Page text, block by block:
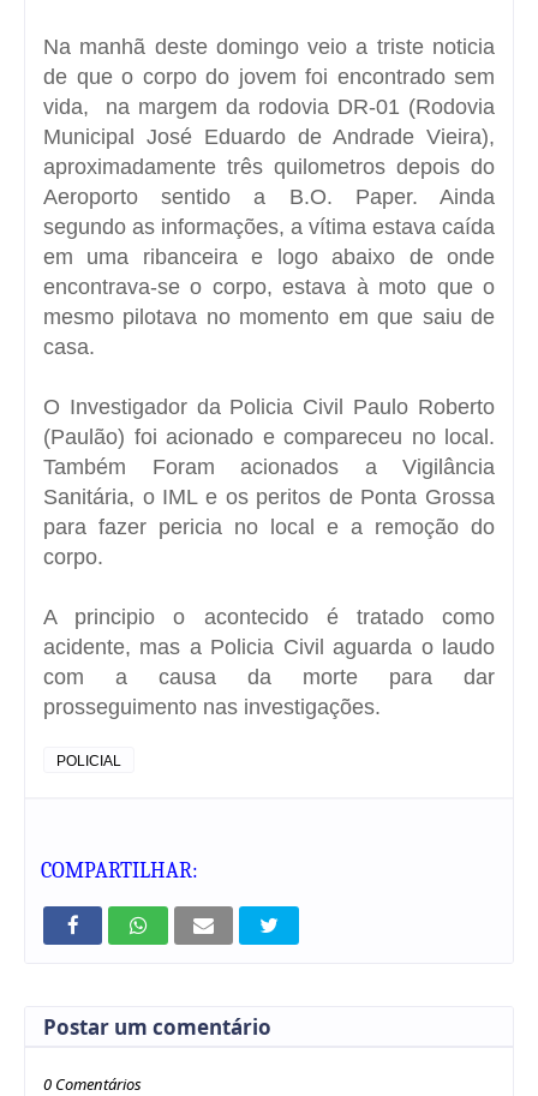
Na manhã deste domingo veio a triste noticia
de que o corpo do jovem foi encontrado sem
vida, na margem da rodovia DR-01 (Rodovia
Municipal José Eduardo de Andrade Vieira),
aproximadamente três quilometros depois do
Aeroporto sentido a B.O. Paper. Ainda
segundo as informações, a vítima estava caída
em uma ribanceira e logo abaixo de onde
encontrava-se o corpo, estava à moto que o
mesmo pilotava no momento em que saiu de
casa.
O Investigador da Policia Civil Paulo Roberto
(Paulão) foi acionado e compareceu no local.
Também Foram acionados a Vigilância
Sanitária, o IML e os peritos de Ponta Grossa
para fazer pericia no local e a remoção do
corpo.
A principio o acontecido é tratado como
acidente, mas a Policia Civil aguarda o laudo
com a causa da morte para dar
prosseguimento nas investigações.
POLICIAL
COMPARTILHAR:
Postar um comentário
0 Comentários